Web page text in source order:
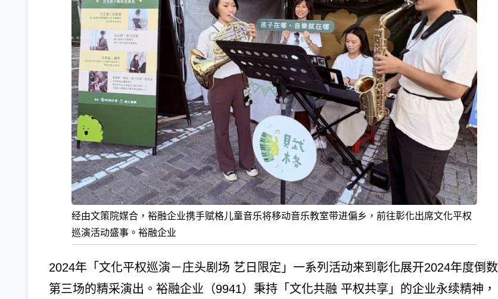
经由文策院媒合，裕融企业携手赋格儿童音乐将移动音乐教室带进偏乡，前往彰化出席文化平权
巡演活动盛事。裕融企业
2024年「文化平权巡演－庄头剧场 艺日限定」一系列活动来到彰化展开2024年度倒数
第三场的精采演出。裕融企业（9941）秉持「文化共融 平权共享」的企业永续精神，